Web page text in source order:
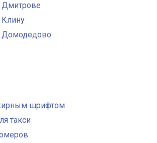
Домодедово
шрифтом
такси